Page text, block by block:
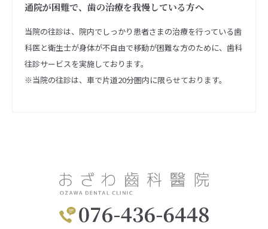
通院が困難で、歯の治療を我慢している方へ
当院の往診は、院内でしっかり患者さまの治療を行っている歯
科医と衛生士が身体が不自由で移動が困難な方のために、歯科
往診サービスを実施しております。
※当院の往診は、車で片道20分圏内に限らせております。